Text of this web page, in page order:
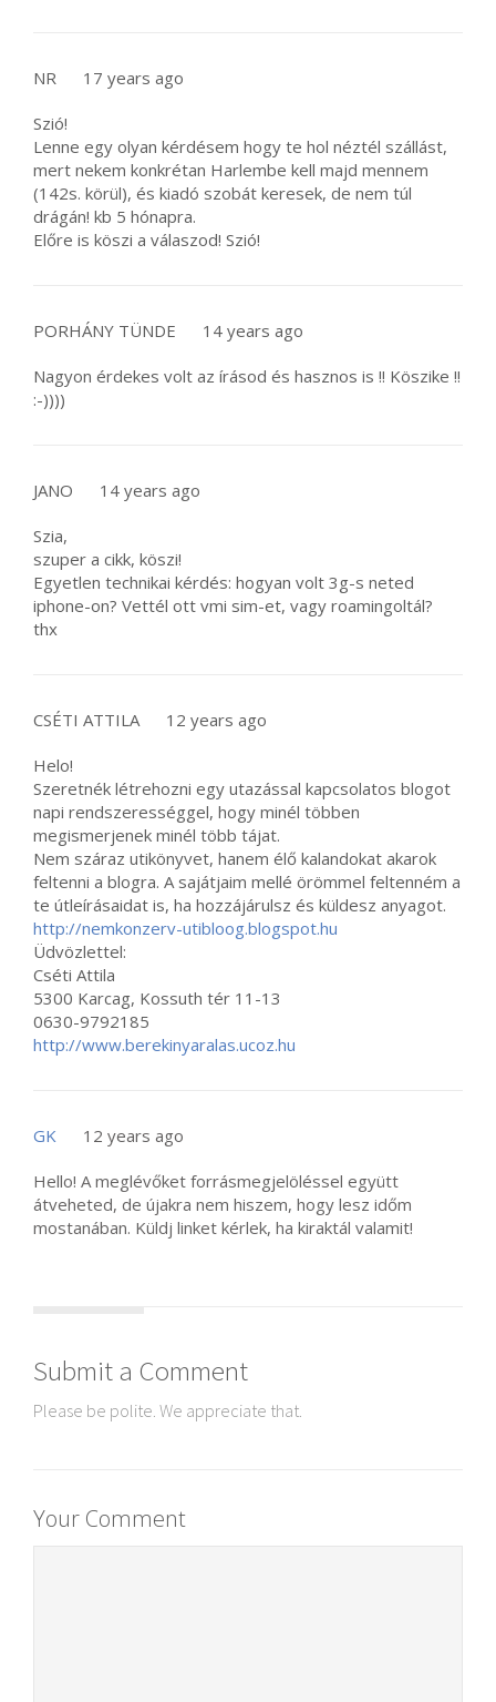
NR 17 years ago
Szió!
Lenne egy olyan kérdésem hogy te hol néztél szállást,
mert nekem konkrétan Harlembe kell majd mennem
(142s. körül), és kiadó szobát keresek, de nem túl
drágán! kb 5 hónapra.
Előre is köszi a válaszod! Szió!
PORHÁNY TÜNDE 14 years ago
Nagyon érdekes volt az írásod és hasznos is !! Köszike !!
:-))))
JANO 14 years ago
Szia,
szuper a cikk, köszi!
Egyetlen technikai kérdés: hogyan volt 3g-s neted
iphone-on? Vettél ott vmi sim-et, vagy roamingoltál?
thx
CSÉTI ATTILA 12 years ago
Helo!
Szeretnék létrehozni egy utazással kapcsolatos blogot
napi rendszerességgel, hogy minél többen
megismerjenek minél több tájat.
Nem száraz utikönyvet, hanem élő kalandokat akarok
feltenni a blogra. A sajátjaim mellé örömmel feltenném a
te útleírásaidat is, ha hozzájárulsz és küldesz anyagot.
http://nemkonzerv-utibloog.blogspot.hu
Üdvözlettel:
Cséti Attila
5300 Karcag, Kossuth tér 11-13
0630-9792185
http://www.berekinyaralas.ucoz.hu
GK 12 years ago
Hello! A meglévőket forrásmegjelöléssel együtt
átveheted, de újakra nem hiszem, hogy lesz időm
mostanában. Küldj linket kérlek, ha kiraktál valamit!
Submit a Comment
Please be polite. We appreciate that.
Your Comment